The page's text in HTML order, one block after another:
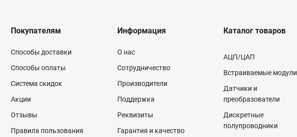
Покупателям
Способы доставки
Способы оплаты
Система скидок
Акции
Отзывы
Правила пользования
Информация
О нас
Сотрудничество
Производители
Поддержка
Реквизиты
Гарантия и качество
Каталог товаров
АЦП/ЦАП
Встраиваемые модули
Датчики и
преобразователи
Дискретные
полупроводники